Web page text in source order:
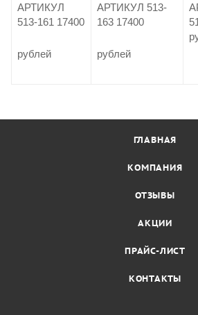
АРТИКУЛ
513-161 17400
рублей
АРТИКУЛ 513-
163 17400
рублей
ГЛАВНАЯ
КОМПАНИЯ
ОТЗЫВЫ
АКЦИИ
ПРАЙС-ЛИСТ
КОНТАКТЫ